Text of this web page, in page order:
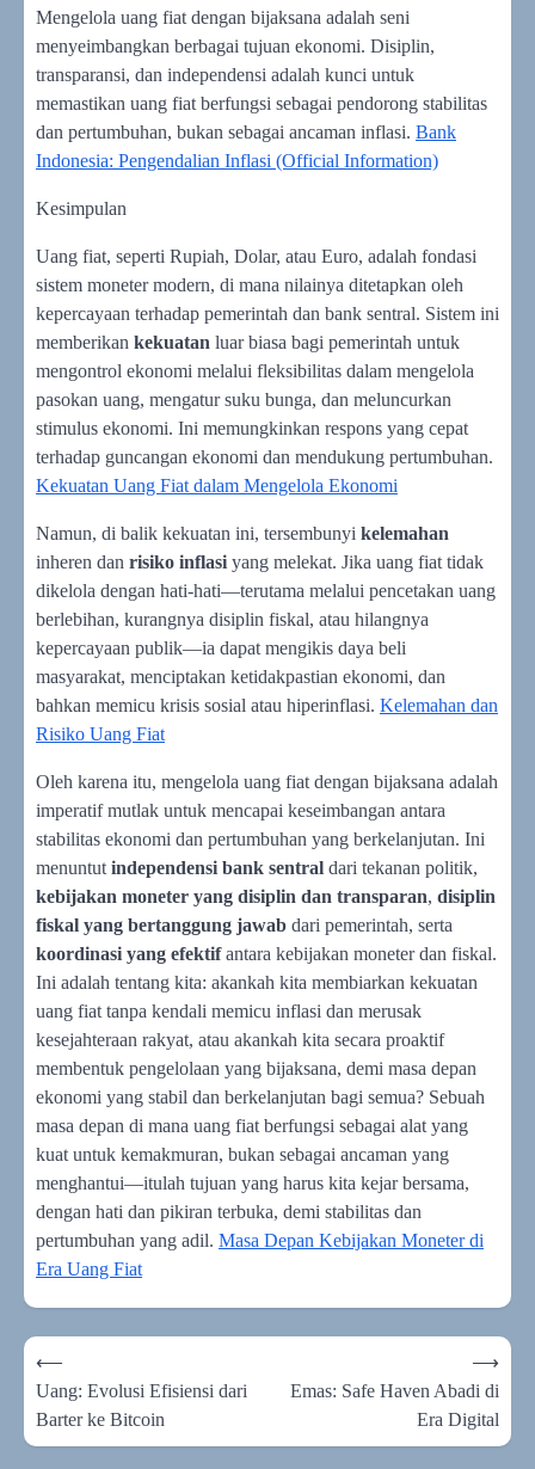
Mengelola uang fiat dengan bijaksana adalah seni
menyeimbangkan berbagai tujuan ekonomi. Disiplin,
transparansi, dan independensi adalah kunci untuk
memastikan uang fiat berfungsi sebagai pendorong stabilitas
dan pertumbuhan, bukan sebagai ancaman inflasi. Bank
Indonesia: Pengendalian Inflasi (Official Information)
Kesimpulan
Uang fiat, seperti Rupiah, Dolar, atau Euro, adalah fondasi
sistem moneter modern, di mana nilainya ditetapkan oleh
kepercayaan terhadap pemerintah dan bank sentral. Sistem ini
memberikan kekuatan luar biasa bagi pemerintah untuk
mengontrol ekonomi melalui fleksibilitas dalam mengelola
pasokan uang, mengatur suku bunga, dan meluncurkan
stimulus ekonomi. Ini memungkinkan respons yang cepat
terhadap guncangan ekonomi dan mendukung pertumbuhan.
Kekuatan Uang Fiat dalam Mengelola Ekonomi
Namun, di balik kekuatan ini, tersembunyi kelemahan
inheren dan risiko inflasi yang melekat. Jika uang fiat tidak
dikelola dengan hati-hati—terutama melalui pencetakan uang
berlebihan, kurangnya disiplin fiskal, atau hilangnya
kepercayaan publik—ia dapat mengikis daya beli
masyarakat, menciptakan ketidakpastian ekonomi, dan
bahkan memicu krisis sosial atau hiperinflasi. Kelemahan dan
Risiko Uang Fiat
Oleh karena itu, mengelola uang fiat dengan bijaksana adalah
imperatif mutlak untuk mencapai keseimbangan antara
stabilitas ekonomi dan pertumbuhan yang berkelanjutan. Ini
menuntut independensi bank sentral dari tekanan politik,
kebijakan moneter yang disiplin dan transparan, disiplin
fiskal yang bertanggung jawab dari pemerintah, serta
koordinasi yang efektifantara kebijakan moneter dan fiskal.
Ini adalah tentang kita: akankah kita membiarkan kekuatan
uang fiat tanpa kendali memicu inflasi dan merusak
kesejahteraan rakyat, atau akankah kita secara proaktif
membentuk pengelolaan yang bijaksana, demi masa depan
ekonomi yang stabil dan berkelanjutan bagi semua? Sebuah
masa depan di mana uang fiat berfungsi sebagai alat yang
kuat untuk kemakmuran, bukan sebagai ancaman yang
menghantui—itulah tujuan yang harus kita kejar bersama,
dengan hati dan pikiran terbuka, demi stabilitas dan
pertumbuhan yang adil. Masa Depan Kebijakan Moneter di
Era Uang Fiat
Navigasi
pos
⟵
Uang: Evolusi Efisiensi dari
Barter ke Bitcoin
Emas: Safe Haven Abadi di
Era Digital
⟶